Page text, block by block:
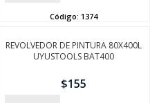
Código: 1374
REVOLVEDOR DE PINTURA 80X400L
UYUSTOOLS BAT400
$155